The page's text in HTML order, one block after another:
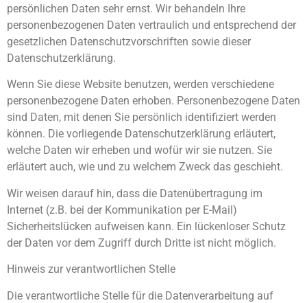
persönlichen Daten sehr ernst. Wir behandeln Ihre
personenbezogenen Daten vertraulich und entsprechend der
gesetzlichen Datenschutzvorschriften sowie dieser
Datenschutzerklärung.
Wenn Sie diese Website benutzen, werden verschiedene
personenbezogene Daten erhoben. Personenbezogene Daten
sind Daten, mit denen Sie persönlich identifiziert werden
können. Die vorliegende Datenschutzerklärung erläutert,
welche Daten wir erheben und wofür wir sie nutzen. Sie
erläutert auch, wie und zu welchem Zweck das geschieht.
Wir weisen darauf hin, dass die Datenübertragung im
Internet (z.B. bei der Kommunikation per E-Mail)
Sicherheitslücken aufweisen kann. Ein lückenloser Schutz
der Daten vor dem Zugriff durch Dritte ist nicht möglich.
Hinweis zur verantwortlichen Stelle
Die verantwortliche Stelle für die Datenverarbeitung auf